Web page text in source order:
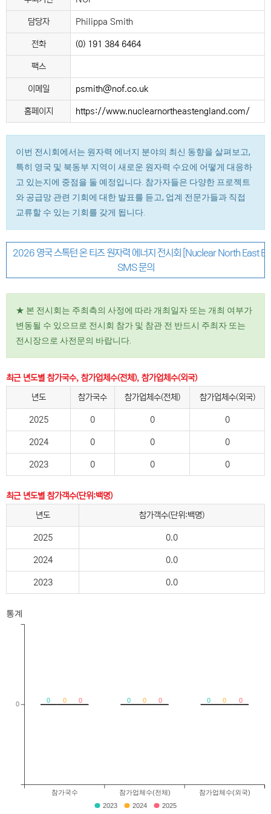
담당자 Philippa Smith
전화 (0) 191 384 6464
팩스
이메일 psmith@nof.co.uk
홈페이지 https://www.nuclearnortheastengland.com/
이번 전시회에서는 원자력 에너지 분야의 최신 동향을 살펴보고,
특히 영국 및 북동부 지역이 새로운 원자력 수요에 어떻게 대응하
고 있는지에 중점을 둘 예정입니다. 참가자들은 다양한 프로젝트
와 공급망 관련 기회에 대한 발표를 듣고, 업계 전문가들과 직접
교류할 수 있는 기회를 갖게 됩니다.
2026 영국 스톡턴 온 티즈 원자력 에너지 전시회 [Nuclear North East
SMS 문의
★ 본 전시회는 주최측의 사정에 따라 개최일자 또는 개최 여부가
변동될 수 있으므로 전시회 참가 및 참관 전 반드시 주최자 또는
전시장으로 사전문의 바랍니다.
최근 년도별 참가국수, 참가업체수(전체), 참가업체수(외국)
년도
참가국수 참가업체수(전체) 참가업체수(외국)
2025 0 0 0
2024 0 0 0
2023 0 0 0
최근 년도별 참가객수(단위:백명)
년도
참가객수(단위:백명)
2025 0.0
2024 0.0
2023 0.0
통계
0 0 0
0 0 0
0 0 0
참가국수 참가업체수(전체) 참가업체수(외국)
0
2023 2024 2025